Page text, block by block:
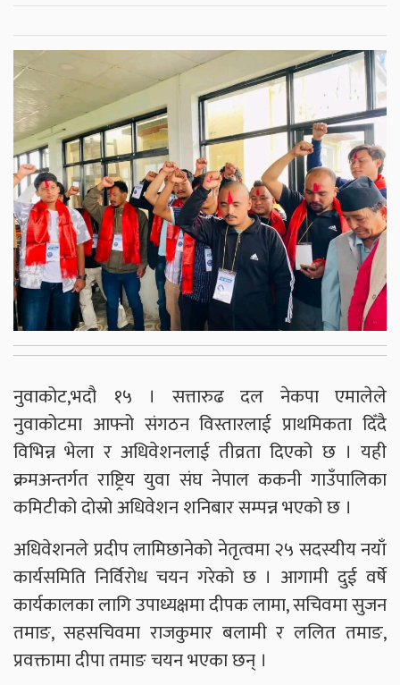
नुवाकोट,भदौ १५ । सत्तारुढ दल नेकपा एमालेले
नुवाकोटमा आफ्नो संगठन विस्तारलाई प्राथमिकता दिँदै
विभिन्न भेला र अधिवेशनलाई तीव्रता दिएको छ । यही
क्रमअन्तर्गत राष्ट्रिय युवा संघ नेपाल ककनी गाउँपालिका
कमिटीको दोस्रो अधिवेशन शनिबार सम्पन्न भएको छ ।
अधिवेशनले प्रदीप लामिछानेको नेतृत्वमा २५ सदस्यीय नयाँ
कार्यसमिति निर्विरोध चयन गरेको छ । आगामी दुई वर्षे
कार्यकालका लागि उपाध्यक्षमा दीपक लामा, सचिवमा सुजन
तमाङ, सहसचिवमा राजकुमार बलामी र ललित तमाङ,
प्रवक्तामा दीपा तमाङ चयन भएका छन् ।